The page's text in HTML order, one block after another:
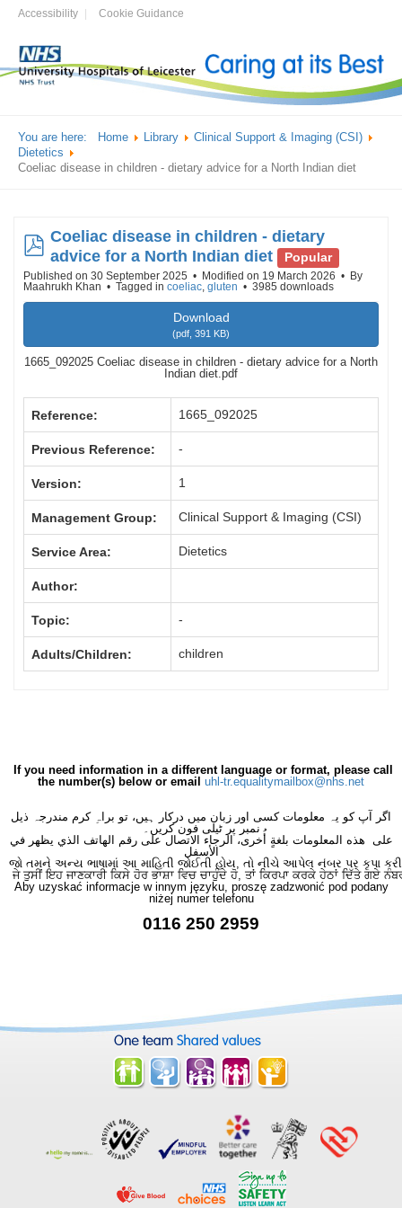
Accessibility Cookie Guidance
You are here: Home Library
Clinical Support & Imaging (CSI)
Dietetics
Coeliac disease in children - dietary advice for a North Indian diet
pdf
Coeliac disease in children - dietary
advice for a North Indian diet
Popular
Published on 30 September 2025 Modified on 19 March 2026
By
Maahrukh Khan
Tagged in coeliac, gluten 3985 downloads
Download
(pdf, 391 KB)
1665_092025 Coeliac disease in children - dietary advice for a North
Indian diet.pdf
Reference: 1665_092025
Previous Reference: -
Version: 1
Management Group: Clinical Support & Imaging (CSI)
Service Area: Dietetics
Author:
Topic: -
Adults/Children: children
If you need information in a different language or format, please call
the number(s) below or email uhl-tr.equalitymailbox@nhs.net
اگر آپ کو یہ معلومات کسی اور زبان میں درکار ہیں، تو براہِ کرم مندرجہ ذیل
نمبر پر ٹیلی فون کریں۔
على هذه المعلومات بلغةٍ أُخرى، الرجاء الاتصال على رقم الهاتف الذي يظهر في
الأسفل
જો તમને અન્ય ભાષામાં આ માહિતી જોઈતી હોય, તો નીચે આપેલ નંબર પર કૃપા કરી
ਜੇ ਤੁਸੀਂ ਇਹ ਜਾਣਕਾਰੀ ਕਿਸੇ ਹੋਰ ਭਾਸ਼ਾ ਵਿਚ ਚਾਹੁੰਦੇ ਹੋ, ਤਾਂ ਕਿਰਪਾ ਕਰਕੇ ਹੇਠਾਂ ਦਿੱਤੇ ਗਏ
Aby uzyskać informacje w innym języku, proszę zadzwonić pod podany
niżej numer telefonu
0116 250 2959